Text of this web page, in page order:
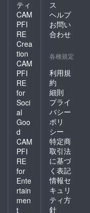
な
らきた
まち
北半田
中町16-
2 中村
成宏 ク
リスマ
スリー
スはイ
ベント
が雨で
中止と
なった
場合、
イベン
ト用に
用意し
ていた
グリー
ンを用
いて製
作しま
並びに
荒天時
の対応
につい
は小雨
のイベ
ントと
なって
おりま
す。 荒
天の場
合、お
よび新
型コロ
ナウィ
ルスの
状況に
よって
は実行
委員
会、お
よび施
ティ
CAM
PFI
RE
Crea
tion
CAM
PFI
RE
for
Soci
al
Goo
d
CAM
PFI
RE
for
Ente
rtain
men
t
ス
ヘルプ
お問い
合わせ
各種規定
利用規
約
細則
プライ
バシー
ポリ
シー
特定商
取引法
に基づ
く表記
情報セ
キュリ
ティ方
針